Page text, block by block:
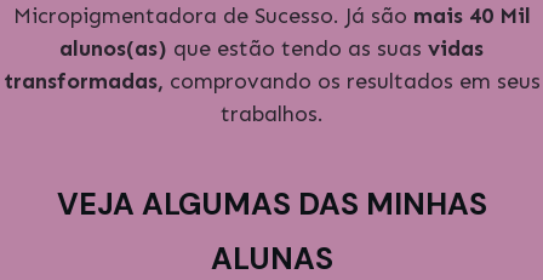
Micropigmentadora de Sucesso. Já são mais 40 Mil
alunos(as) que estão tendo as suas vidas
transformadas, comprovando os resultados em seus
trabalhos.
VEJA ALGUMAS DAS MINHAS
ALUNAS